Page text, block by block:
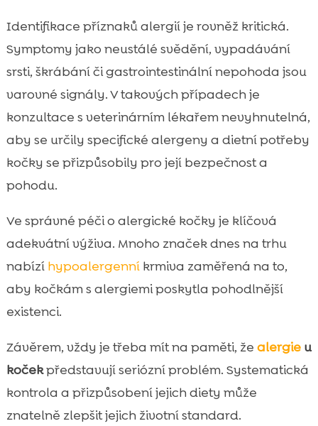
Identifikace příznaků alergií je rovněž kritická.
Symptomy jako neustálé svědění, vypadávání
srsti, škrábání či gastrointestinální nepohoda jsou
varovné signály. V takových případech je
konzultace s veterinárním lékařem nevyhnutelná,
aby se určily specifické alergeny a dietní potřeby
kočky se přizpůsobily pro její bezpečnost a
pohodu.
Ve správné péči o alergické kočky je klíčová
adekvátní výživa. Mnoho značek dnes na trhu
nabízí hypoalergenníkrmiva zaměřená na to,
aby kočkám s alergiemi poskytla pohodlnější
existenci.
Závěrem, vždy je třeba mít na paměti, že alergieu
kočekpředstavují seriózní problém. Systematická
kontrola a přizpůsobení jejich diety může
znatelně zlepšit jejich životní standard.